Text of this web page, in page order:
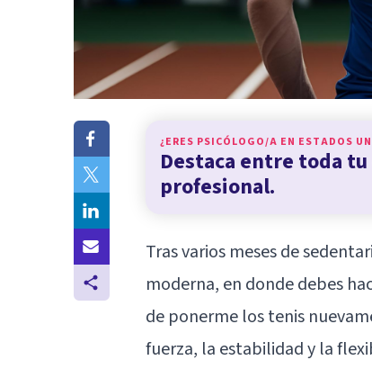
¿ERES PSICÓLOGO/A EN ESTADOS
Destaca entre toda
profesional.
Tras varios meses de
moderna, en donde debes
de ponerme los tenis
fuerza, la estabilidad y la